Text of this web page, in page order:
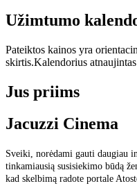
Užimtumo
Pateiktos kainos yra
skirtis.Kalendorius atnaujintas
Jus priims
Jacuzzi Cinema
Sveiki, norėdami gauti daugiau
tinkamiausią susisiekimo būdą
kad skelbimą radote portale